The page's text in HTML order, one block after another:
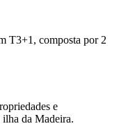
T3+1, composta por 2
e
ilha da Madeira.